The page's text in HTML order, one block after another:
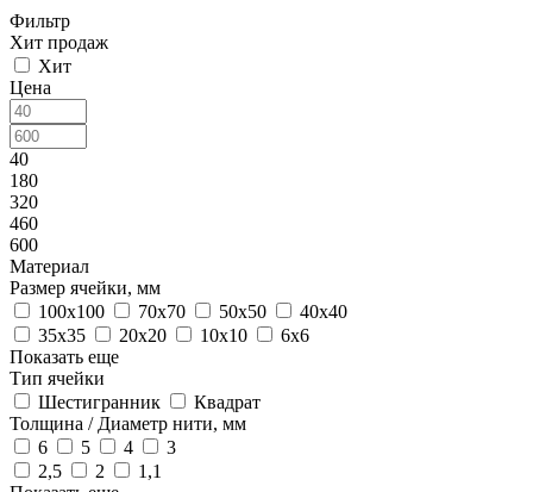
Фильтр
Хит продаж
Хит
Цена
40
180
320
460
600
Материал
Размер ячейки, мм
100х100
70х70 50х50
40х40
35х35
20х20 10х10
6х6
Показать еще
Тип ячейки
Шестигранник
Квадрат
Толщина / Диаметр нити, мм
6
5 4
3
2,5
2
1,1